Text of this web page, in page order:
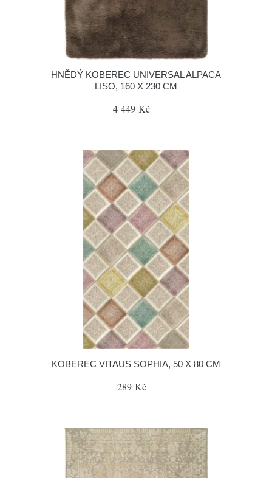
HNĚDÝ KOBEREC UNIVERSAL ALPACA
LISO, 160 X 230 CM
4 449 Kč
KOBEREC VITAUS SOPHIA, 50 X 80 CM
289 Kč